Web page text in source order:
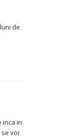
de
inca in
se vor